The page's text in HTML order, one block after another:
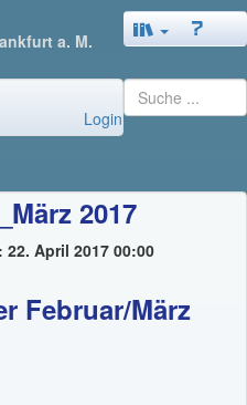
a. M.
Login
2017
April 2017 00:00
Februar/März